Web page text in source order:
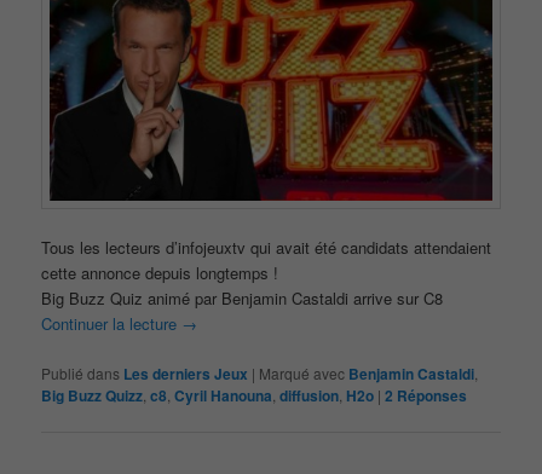
Tous les lecteurs d’infojeuxtv qui avait été candidats attendaient
cette annonce depuis longtemps !
Big Buzz Quiz animé par Benjamin Castaldi arrive sur C8
Continuer la lecture →
Publié dans Les derniers Jeux | Marqué avec Benjamin Castaldi
Big Buzz Quizz ,c8 ,Cyril Hanouna ,diffusion H2o |2 Réponses